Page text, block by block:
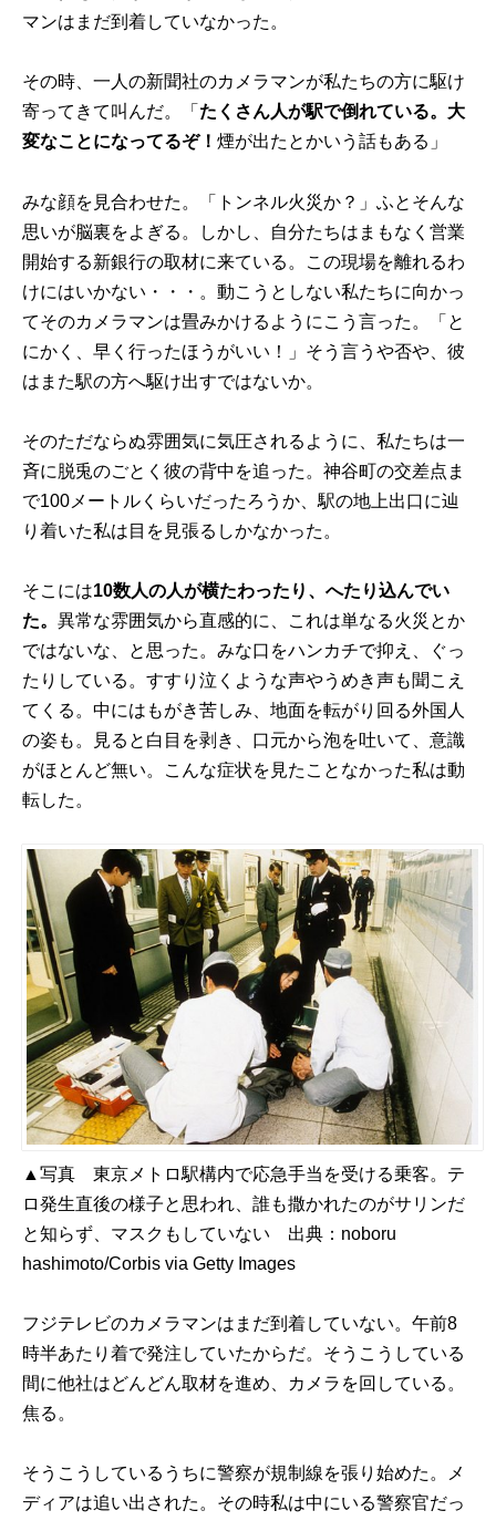
マンはまだ到着していなかった。
その時、一人の新聞社のカメラマンが私たちの方に駆け
寄ってきて叫んだ。「 たくさん人が駅で倒れている。大
変なことになってるぞ！煙が出たとかいう話もある」
みな顔を見合わせた。「トンネル火災か？」ふとそんな
思いが脳裏をよぎる。しかし、自分たちはまもなく営業
開始する新銀行の取材に来ている。この現場を離れるわ
けにはいかない・・・。動こうとしない私たちに向かっ
てそのカメラマンは畳みかけるようにこう言った。「と
にかく、早く行ったほうがいい！」そう言うや否や、彼
はまた駅の方へ駆け出すではないか。
そのただならぬ雰囲気に気圧されるように、私たちは一
斉に脱兎のごとく彼の背中を追った。神谷町の交差点ま
で100メートルくらいだったろうか、駅の地上出口に辿
り着いた私は目を見張るしかなかった。
そこには10数人の人が横たわったり、へたり込んでい
た。異常な雰囲気から直感的に、これは単なる火災とか
ではないな、と思った。みな口をハンカチで抑え、ぐっ
たりしている。すすり泣くような声やうめき声も聞こえ
てくる。中にはもがき苦しみ、地面を転がり回る外国人
の姿も。見ると白目を剥き、口元から泡を吐いて、意識
がほとんど無い。こんな症状を見たことなかった私は動
転した。
▲写真 東京メトロ駅構内で応急手当を受ける乗客。テ
ロ発生直後の様子と思われ、誰も撒かれたのがサリンだ
と知らず、マスクもしていない 出典： noboru
hashimoto/Corbis via Getty Images
フジテレビのカメラマンはまだ到着していない。午前8
時半あたり着で発注していたからだ。そうこうしている
間に他社はどんどん取材を進め、カメラを回している。
焦る。
そうこうしているうちに警察が規制線を張り始めた。メ
ディアは追い出された。その時私は中にいる警察官だっ